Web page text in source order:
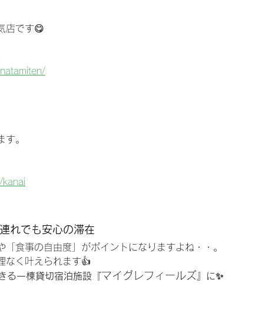
店です😋
。
れでも安心の滞在
食事の自由度」がポイントになりますよね・・。
なく叶えられます👍
る一棟貸切宿泊施設『マイグレフィールズ 』に✨